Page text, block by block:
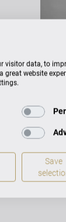
visitor data, to
great website
Save